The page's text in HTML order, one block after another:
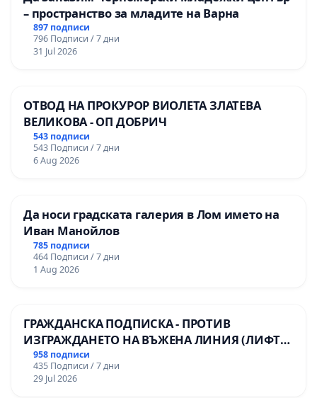
– пространство за младите на Варна
897 подписи
796 Подписи / 7 дни
31 Jul 2026
ОТВОД НА ПРОКУРОР ВИОЛЕТА ЗЛАТЕВА
ВЕЛИКОВА - ОП ДОБРИЧ
543 подписи
543 Подписи / 7 дни
6 Aug 2026
Да носи градската галерия в Лом името на
Иван Манойлов
785 подписи
464 Подписи / 7 дни
1 Aug 2026
ГРАЖДАНСКА ПОДПИСКА - ПРОТИВ
ИЗГРАЖДАНЕТО НА ВЪЖЕНА ЛИНИЯ (ЛИФТ)
НА ТЕРИТОРИЯТА НА ПРИРОДНА
ЗАБЕЛЕЖИТЕЛНОСТ „ХЪЛМ НА
ОСВОБОДИТЕЛИТЕ“ (БУНАРДЖИК)
958 подписи
435 Подписи / 7 дни
29 Jul 2026